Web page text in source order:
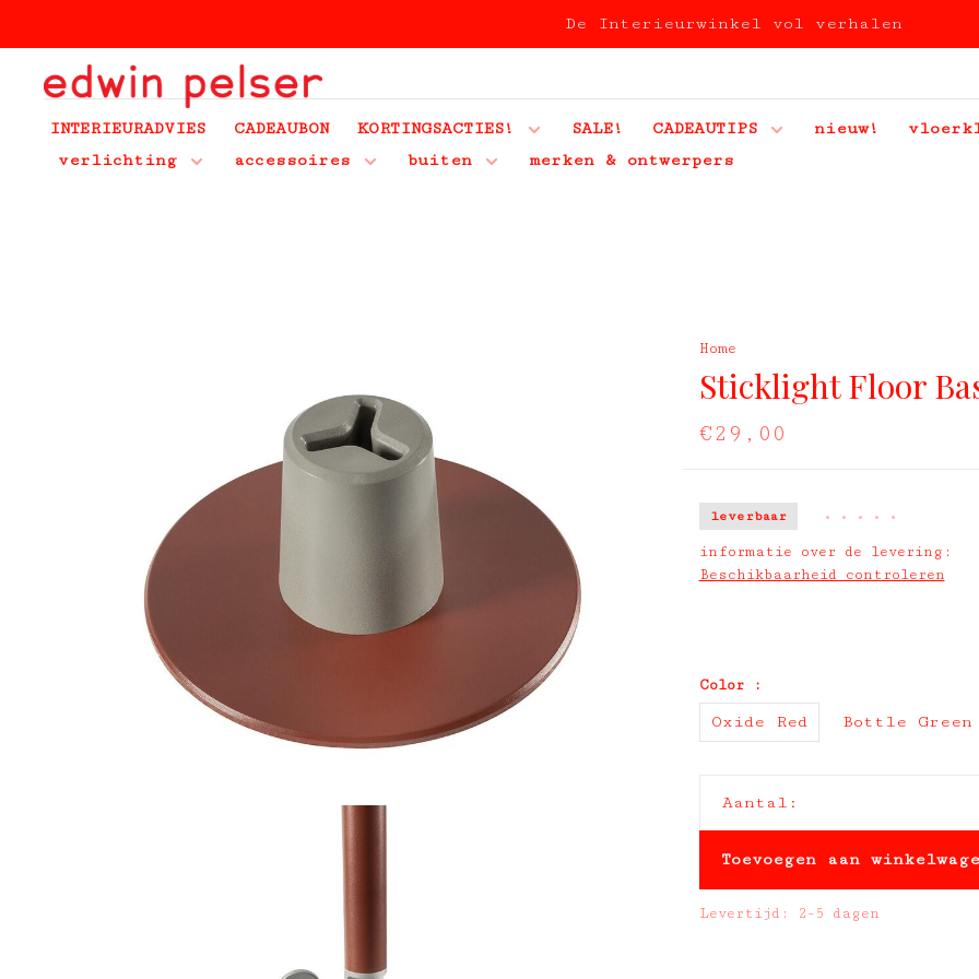
De Interieurwinkel vol verhalen
INTERIEURADVIES CADEAUBON KORTINGSACTIES! SALE! CADEAUTIPS nieuw!
verlichting
accessoires buiten merken & ontwerpers
Home
Sticklight Floor
€29,00
leverbaar • • • • •
informatie over de levering:
Beschikbaarheid controleren
Color :
Oxide Red Bottle Green
Aantal:
Toevoegen aan
Levertijd: 2-5 dagen